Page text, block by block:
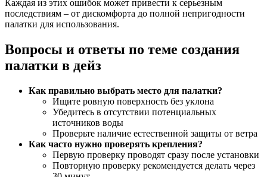
Каждая из этих ошибок может привести к серьезным
последствиям – от дискомфорта до полной непригодности
палатки для использования.
Вопросы и ответы по теме создания
палатки в дейз
Как правильно выбрать место для палатки?
Ищите ровную поверхность без уклона
Убедитесь в отсутствии потенциальных
источников воды
Проверьте наличие естественной защиты от ветра
Как часто нужно проверять крепления?
Первую проверку проводят сразу после установки
Повторную проверку рекомендуется делать через